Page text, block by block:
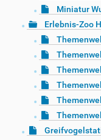
Miniatur
Erlebnis-Zoo